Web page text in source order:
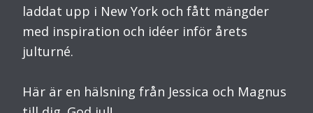
laddat upp i New York och fått mängder
med inspiration och idéer inför årets
julturné.
Här är en hälsning från Jessica och Magnus